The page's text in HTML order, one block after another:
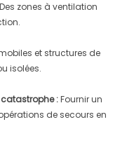
zones à ventilation
et structures de
isolées.
:Fournir un
de secours en